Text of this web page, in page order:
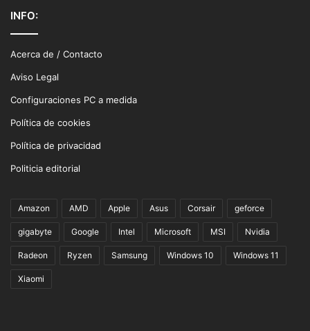
INFO:
Acerca de / Contacto
Aviso Legal
Configuraciones PC a medida
Política de cookies
Política de privacidad
Politicia editorial
Amazon AMD Apple Asus Corsair geforce
gigabyte Google Intel Microsoft MSI Nvidia
Radeon Ryzen Samsung Windows 10 Windows 11
Xiaomi